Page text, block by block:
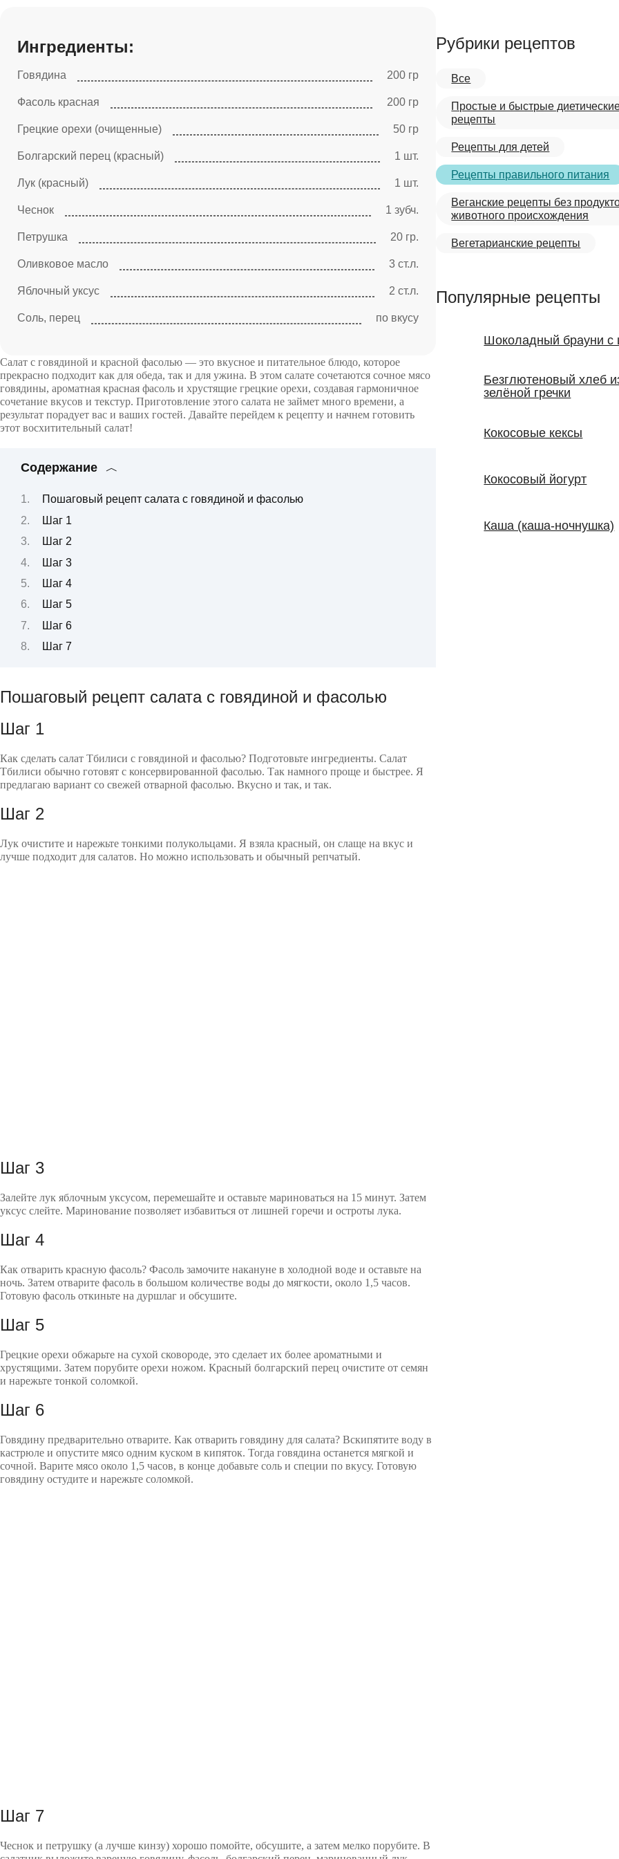
Ингредиенты:
Говядина 200 гр
Фасоль красная 200 гр
Грецкие орехи (очищенные) 50 гр
Болгарский перец (красный) 1 шт.
Лук (красный) 1 шт.
Чеснок 1 зубч.
Петрушка 20 гр.
Оливковое масло 3 ст.л.
Яблочный уксус 2 ст.л.
Соль, перец по вкусу
Салат с говядиной и красной фасолью — это вкусное и питательное блюдо, которое
прекрасно подходит как для обеда, так и для ужина. В этом салате сочетаются сочное мясо
говядины, ароматная красная фасоль и хрустящие грецкие орехи, создавая гармоничное
сочетание вкусов и текстур. Приготовление этого салата не займет много времени, а
результат порадует вас и ваших гостей. Давайте перейдем к рецепту и начнем готовить
этот восхитительный салат!
Содержание
Пошаговый рецепт салата с говядиной и фасолью
Шаг 1
Шаг 2
Шаг 3
Шаг 4
Шаг 5
Шаг 6
Шаг 7
Пошаговый рецепт салата с говядиной и фасолью
Шаг 1
Как сделать салат Тбилиси с говядиной и фасолью? Подготовьте ингредиенты. Салат
Тбилиси обычно готовят с консервированной фасолью. Так намного проще и быстрее. Я
предлагаю вариант со свежей отварной фасолью. Вкусно и так, и так.
Шаг 2
Лук очистите и нарежьте тонкими полукольцами. Я взяла красный, он слаще на вкус и
лучше подходит для салатов. Но можно использовать и обычный репчатый.
Шаг 3
Залейте лук яблочным уксусом, перемешайте и оставьте мариноваться на 15 минут. Затем
уксус слейте. Маринование позволяет избавиться от лишней горечи и остроты лука.
Шаг 4
Как отварить красную фасоль? Фасоль замочите накануне в холодной воде и оставьте на
ночь. Затем отварите фасоль в большом количестве воды до мягкости, около 1,5 часов.
Готовую фасоль откиньте на дуршлаг и обсушите.
Шаг 5
Грецкие орехи обжарьте на сухой сковороде, это сделает их более ароматными и
хрустящими. Затем порубите орехи ножом. Красный болгарский перец очистите от семян
и нарежьте тонкой соломкой.
Шаг 6
Говядину предварительно отварите. Как отварить говядину для салата? Вскипятите воду в
кастрюле и опустите мясо одним куском в кипяток. Тогда говядина останется мягкой и
сочной. Варите мясо около 1,5 часов, в конце добавьте соль и специи по вкусу. Готовую
говядину остудите и нарежьте соломкой.
Шаг 7
Чеснок и петрушку (а лучше кинзу) хорошо помойте, обсушите, а затем мелко порубите. В
Рубрики рецептов
Все
Простые и быстрые
рецепты
Рецепты для детей
Рецепты правильного питания
Веганские рецепты без
животного происхождения
Вегетарианские рецепты
Популярные рецепты
Шоколадный брауни с
Безглютеновый хлеб
зелёной гречки
Кокосовые кексы
Кокосовый йогурт
Каша (каша-ночнушка)